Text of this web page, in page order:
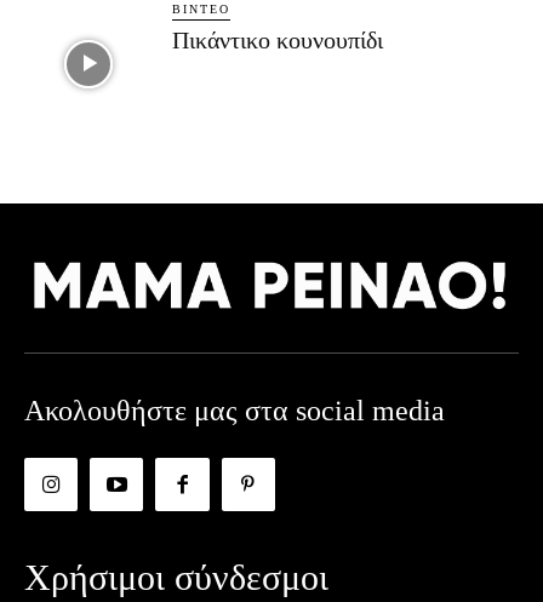
ΒΊΝΤΕΟ
Πικάντικο κουνουπίδι
Ακολουθήστε μας στα social media
Χρήσιμοι σύνδεσμοι